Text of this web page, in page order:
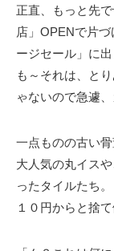
正直、もっと先
店」OPENで片
ージセール」に
も～それは、と
ゃないので急遽
一点ものの古い骨
大人気の丸イス
ったタイルたち。
１０円からと捨